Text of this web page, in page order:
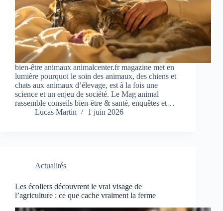
bien-être animaux animalcenter.fr magazine met en
lumière pourquoi le soin des animaux, des chiens et
chats aux animaux d’élevage, est à la fois une
science et un enjeu de société. Le Mag animal
rassemble conseils bien-être & santé, enquêtes et…
Lucas Martin
1 juin 2026
Actualités
Les écoliers découvrent le vrai visage de
l’agriculture : ce que cache vraiment la ferme